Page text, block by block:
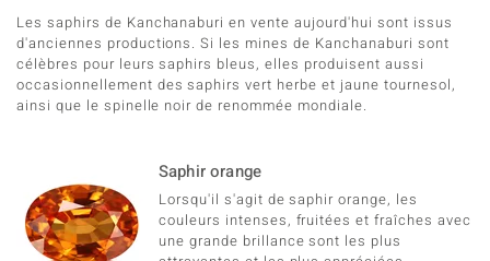
Les saphirs de Kanchanaburi en vente aujourd'hui sont issus
d'anciennes productions. Si les mines de Kanchanaburi sont
célèbres pour leurs saphirs bleus, elles produisent aussi
occasionnellement des saphirs vert herbe et jaune tournesol,
ainsi que le spinelle noir de renommée mondiale.
Saphir orange
Lorsqu'il s'agit de saphir orange, les
couleurs intenses, fruitées et fraîches avec
une grande brillance sont les plus